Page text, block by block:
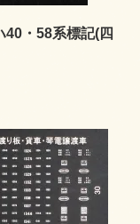
40・58系標記(四